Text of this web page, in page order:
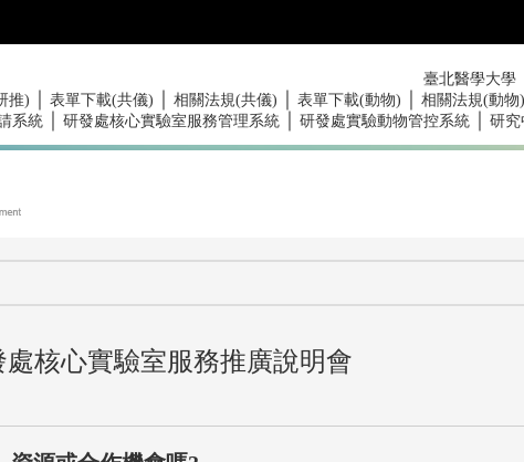
臺北醫學大學
推) 表單下載(共儀) 相關法規(共儀) 表單下載(動物)
相關法規(動物)
系統 研發處核心實驗室服務管理系統 研發處實驗動物管控系統 研究
處核心實驗室服務推廣說明會